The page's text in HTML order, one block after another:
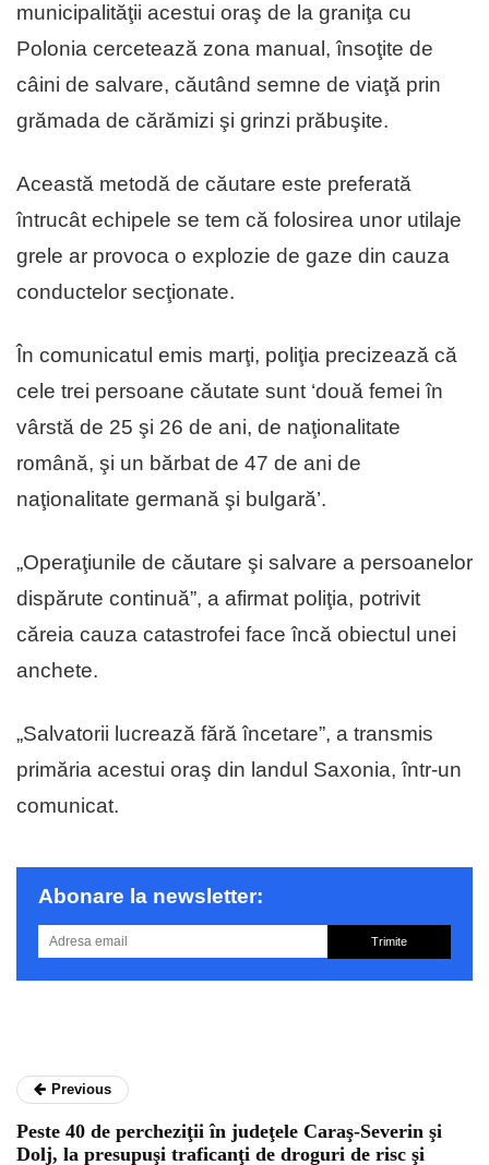
municipalităţii acestui oraş de la graniţa cu
Polonia cercetează zona manual, însoţite de
câini de salvare, căutând semne de viaţă prin
grămada de cărămizi şi grinzi prăbuşite.
Această metodă de căutare este preferată
întrucât echipele se tem că folosirea unor utilaje
grele ar provoca o explozie de gaze din cauza
conductelor secţionate.
În comunicatul emis marţi, poliţia precizează că
cele trei persoane căutate sunt ‘două femei în
vârstă de 25 şi 26 de ani, de naţionalitate
română, şi un bărbat de 47 de ani de
naţionalitate germană şi bulgară’.
„Operaţiunile de căutare şi salvare a persoanelor
dispărute continuă”, a afirmat poliţia, potrivit
căreia cauza catastrofei face încă obiectul unei
anchete.
„Salvatorii lucrează fără încetare”, a transmis
primăria acestui oraş din landul Saxonia, într-un
comunicat.
Abonare la newsletter:
Trimite
Previous
Peste 40 de percheziţii în judeţele Caraş-Severin şi
Dolj, la presupuşi traficanţi de droguri de risc şi